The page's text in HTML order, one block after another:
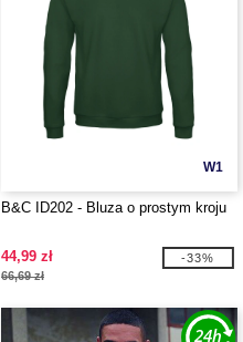
W1
B&C ID202 - Bluza o prostym kroju
44,99 zł
66,69 zł
-33%